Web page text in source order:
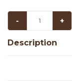
- +
Description